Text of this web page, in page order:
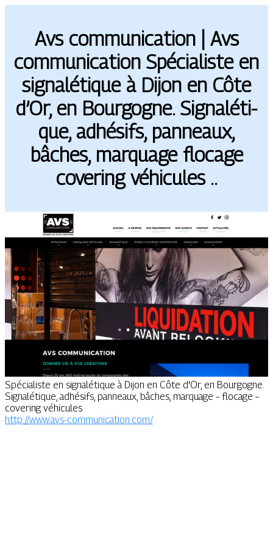
Avs com­munica­tion | Avs
com­munica­tion Spécialiste en
sig­naléti­que à Dijon en Côte
d’Or, en Bourgogne. Sig­naléti­
que, adhésifs, panneaux,
bâches, marquage flocage
covering véhicules ..
Spécialiste en signalétique à Dijon en Côte d'Or, en Bourgogne.
Signalétique, adhésifs, panneaux, bâches, marquage – flocage –
covering véhicules
http://www.avs-communication.com/